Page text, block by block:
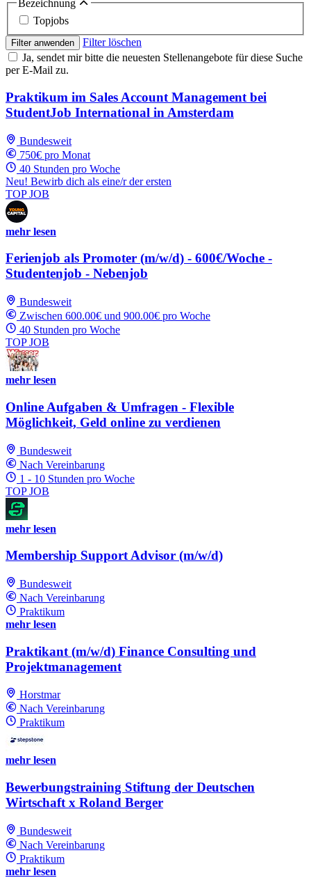
Bezeichnung
Topjobs
Filter anwenden
Filter löschen
Ja, sendet mir bitte die neuesten Stellenangebote für diese Suche
per E-Mail zu.
Praktikum im Sales Account Management bei
StudentJob International in Amsterdam
Bundesweit
750€ pro Monat
40 Stunden pro Woche
Neu! Bewirb dich als eine/r der ersten
TOP JOB
mehr lesen
Ferienjob als Promoter (m/w/d) - 600€/Woche -
Studentenjob - Nebenjob
Bundesweit
Zwischen 600.00€ und 900.00€ pro Woche
40 Stunden pro Woche
TOP JOB
mehr lesen
Online Aufgaben & Umfragen - Flexible
Möglichkeit, Geld online zu verdienen
Bundesweit
Nach Vereinbarung
1 - 10 Stunden pro Woche
TOP JOB
mehr lesen
Membership Support Advisor (m/w/d)
Bundesweit
Nach Vereinbarung
Praktikum
mehr lesen
Praktikant (m/w/d) Finance Consulting und
Projektmanagement
Horstmar
Nach Vereinbarung
Praktikum
mehr lesen
Bewerbungstraining Stiftung der Deutschen
Wirtschaft x Roland Berger
Bundesweit
Nach Vereinbarung
Praktikum
mehr lesen